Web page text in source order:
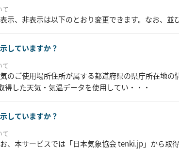
て
示、非表示は以下のとおり変更できます。なお、並
していますか？
て
のご使用場所住所が属する都道府県の県庁所在地の
した天気・気温データを使用してい・・・
していますか？
て
、本サービスでは「日本気象協会 tenki.jp」から取